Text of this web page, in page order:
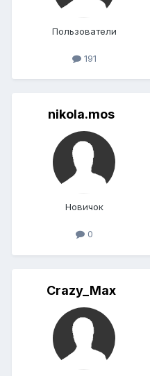
Пользователи
191
nikola.mos
Новичок
0
Crazy_Max